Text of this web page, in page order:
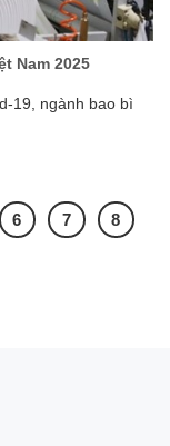
Nam 2025
19, ngành bao bì
6 7
8